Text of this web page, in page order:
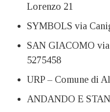
Lorenzo 21
SYMBOLS via
SAN GIACOMO
5275458
URP – Comune di
ANDANDO E